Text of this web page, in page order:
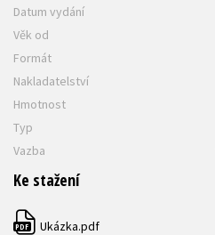
Datum vydání
Věk od
Formát
Nakladatelství
Hmotnost
Typ
Vazba
Ke stažení
PDF Ukázka.pdf